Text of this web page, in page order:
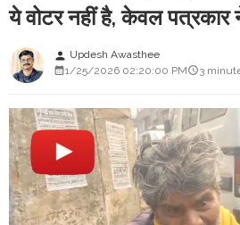
ये वोटर नहीं है, केवल पत्रकार
person Updesh Awasthee
1/25/2026 02:20:00 PM
3